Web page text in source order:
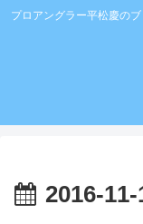
プロアングラー平松慶の
2016-11-